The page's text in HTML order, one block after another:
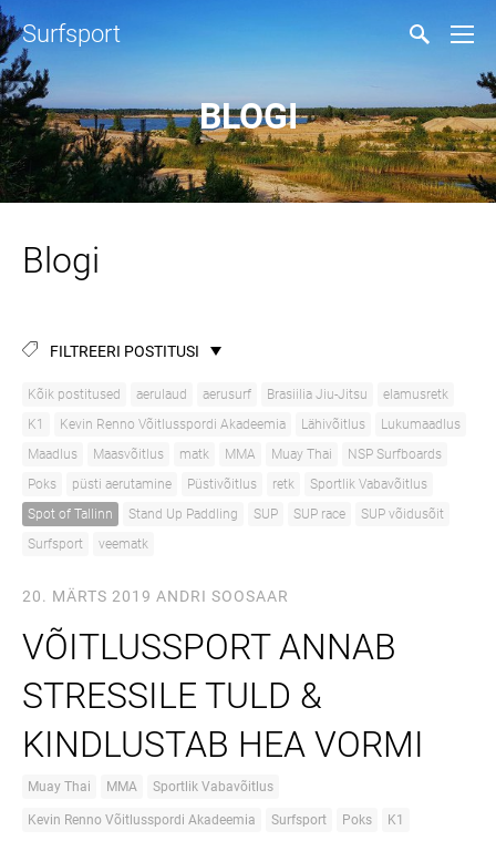
Surfsport
BLOGI
Blogi
FILTREERI POSTITUSI
Kõik postitused aerulaud aerusurf Brasiilia Jiu-Jitsu
elamusretk
K1
Kevin Renno Võitlusspordi Akadeemia Lähivõitlus
Lukumaadlus
Maadlus
Maasvõitlus matk MMA Muay Thai
NSP Surfboards
Poks
püsti aerutamine Püstivõitlus retk
Sportlik Vabavõitlus
Spot of Tallinn
Stand Up Paddling SUP SUP race
SUP võidusõit
Surfsport
veematk
20. MÄRTS 2019 ANDRI SOOSAAR
VÕITLUSSPORT ANNAB
STRESSILE TULD &
KINDLUSTAB HEA VORMI
Muay Thai MMA Sportlik Vabavõitlus
Kevin Renno Võitlusspordi Akadeemia Surfsport Poks K1